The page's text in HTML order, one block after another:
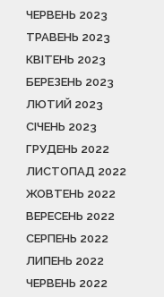
ЧЕРВЕНЬ 2023
ТРАВЕНЬ 2023
КВІТЕНЬ 2023
БЕРЕЗЕНЬ 2023
ЛЮТИЙ 2023
СІЧЕНЬ 2023
ГРУДЕНЬ 2022
ЛИСТОПАД 2022
ЖОВТЕНЬ 2022
ВЕРЕСЕНЬ 2022
СЕРПЕНЬ 2022
ЛИПЕНЬ 2022
ЧЕРВЕНЬ 2022